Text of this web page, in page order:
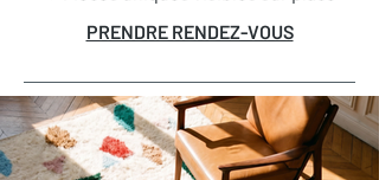
votre intérieur. Parfaits dans un salon
chambre pour un réveil tout en
douceur, les tapis Beni Ouarain
s’adaptent à tous les espaces.
Traditionnellement noirs et blancs avec
PRENDRE RENDEZ-VOUS